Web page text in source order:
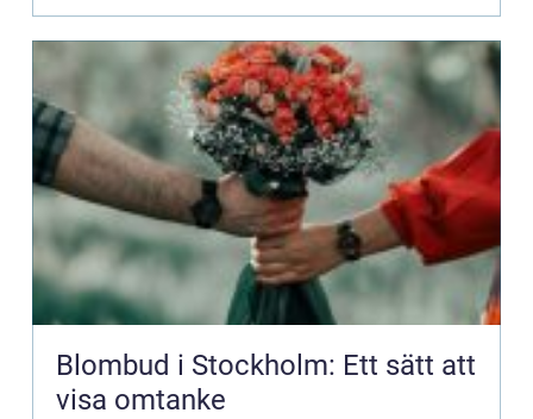
Blombud i Stockholm: Ett sätt att
visa omtanke